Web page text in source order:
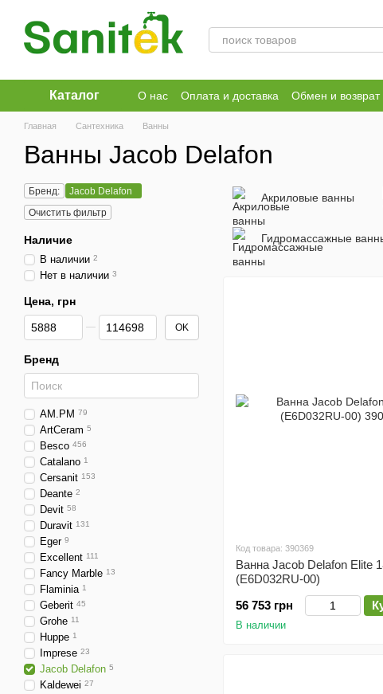
Перейти к основному контенту
Каталог О нас Оплата и доставка Обмен и возврат
Публичный договор
Главная Сантехника Ванны
Ванны Jacob Delafon
Акриловые ванны
Гидромассажные
Код товара: 390369
Ванна Jacob Delafon Elite
(E6D032RU-00)
56 753 грн
В наличии
Бренд:
Jacob Delafon
Очистить фильтр
Наличие
В наличии 2
Нет в наличии 3
Цена, грн
От Цена, грн
До Цена, грн OK
Бренд
AM.PM 79
ArtCeram 5
Besco 456
Catalano 1
Cersanit 153
Deante 2
Devit 58
Duravit 131
Eger 9
Excellent 111
Fancy Marble 13
Flaminia 1
Geberit 45
Grohe 11
Huppe 1
Imprese 23
Jacob Delafon 5
Kaldewei 27